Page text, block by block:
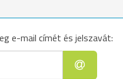
e-mail címét és jelszavát: